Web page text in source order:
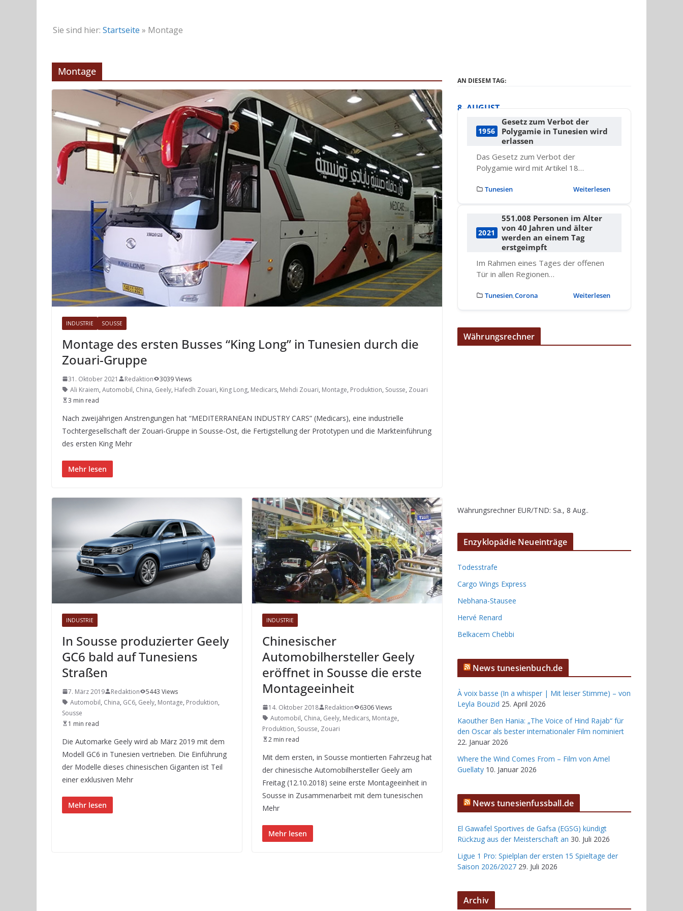
Sie sind hier: Startseite » Montage
Montage
INDUSTRIE SOUSSE
Montage des ersten Busses “King Long” in Tunesien durch die
Zouari-Gruppe
31. Oktober 2021 Redaktion
3039 Views
Ali Kraiem, Automobil, China, Geely, Hafedh Zouari, King Long, Medicars, Mehdi Zouari, Montage, Produktion, Sousse, Zouari
3 min read
Nach zweijährigen Anstrengungen hat “MEDITERRANEAN INDUSTRY CARS” (Medicars), eine industrielle
Tochtergesellschaft der Zouari-Gruppe in Sousse-Ost, die Fertigstellung der Prototypen und die Markteinführung
des ersten King Mehr
Mehr lesen
INDUSTRIE
In Sousse produzierter Geely
GC6 bald auf Tunesiens
Straßen
7. März 2019 Redaktion
5443 Views
Automobil, China, GC6, Geely, Montage, Produktion,
Sousse
1 min read
Die Automarke Geely wird ab März 2019 mit dem
Modell GC6 in Tunesien vertrieben. Die Einführung
der Modelle dieses chinesischen Giganten ist Teil
einer exklusiven Mehr
Mehr lesen
INDUSTRIE
Chinesischer
Automobilhersteller Geely
eröffnet in Sousse die erste
Montageeinheit
14. Oktober 2018 Redaktion
6306 Views
Automobil, China, Geely, Medicars, Montage,
Produktion, Sousse, Zouari
2 min read
Mit dem ersten, in Sousse montierten Fahrzeug hat
der chinesische Automobilhersteller Geely am
Freitag (12.10.2018) seine erste Montageeinheit in
Sousse in Zusammenarbeit mit dem tunesischen
Mehr
Mehr lesen
AN DIESEM TAG:
8. AUGUST
1956
Gesetz zum Verbot der
Polygamie in Tunesien wird
erlassen
Das Gesetz zum Verbot der
Polygamie wird mit Artikel 18…
Tunesien Weiterlesen
2021
551.008 Personen im Alter
von 40 Jahren und älter
werden an einem Tag
erstgeimpft
Im Rahmen eines Tages der offenen
Tür in allen Regionen…
Tunesien Corona Weiterlesen
Währungsrechner
Währungsrechner EUR/TND: Sa., 8 Aug..
Enzyklopädie Neueinträge
Todesstrafe
Cargo Wings Express
Nebhana-Stausee
Hervé Renard
Belkacem Chebbi
News tunesienbuch.de
À voix basse (In a whisper | Mit leiser Stimme) – von
Leyla Bouzid 25. April 2026
Kaouther Ben Hania: „The Voice of Hind Rajab“ für
den Oscar als bester internationaler Film nominiert
22. Januar 2026
Where the Wind Comes From – Film von Amel
Guellaty 10. Januar 2026
News tunesienfussball.de
El Gawafel Sportives de Gafsa (EGSG) kündigt
Rückzug aus der Meisterschaft an 30. Juli 2026
Ligue 1 Pro: Spielplan der ersten 15 Spieltage der
Saison 2026/2027 29. Juli 2026
Archiv